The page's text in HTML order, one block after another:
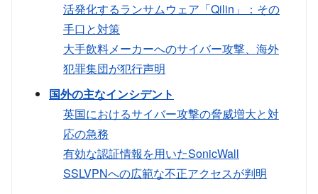
活発化するランサムウェア「Qilin」：その
手口と対策
大手飲料メーカーへのサイバー攻撃、海外
犯罪集団が犯行声明
国外の主なインシデント
英国におけるサイバー攻撃の脅威増大と対
応の急務
有効な認証情報を用いたSonicWall
SSLVPNへの広範な不正アクセスが判明